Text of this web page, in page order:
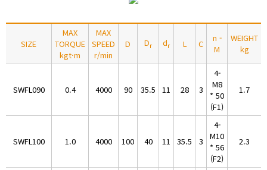
SIZE
MAX
TORQUE
kgt·m
MAX
SPEED
r/min
D Dr dr L C
n -
M
WEIGHT
kg
SWFL090 0.4 4000 90 35.5 11 28 3
4-
M8
* 50
(F1)
1.7
SWFL100 1.0 4000 100 40 11 35.5 3
4-
M10
* 56
(F2)
2.3